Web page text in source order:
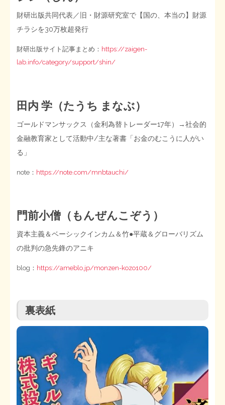
財研出版共同代表／旧・財源研究室で【国の、本当の】財源
チラシを30万枚超発行
財研出版サイト記事まとめ： https://zaigen-
lab.info/category/support/shin/
田内 学（たうち まなぶ）
ゴールドマンサックス（金利為替トレーダー17年）→社会的
金融教育家として活動中/主な著書「お金のむこうに人がい
る」
note： https://note.com/mnbtauchi/
門前小僧（もんぜんこぞう）
資本主義＆ベーシックインカム＆竹●平蔵＆グローバリズム
の批判の急先鋒のアニキ
blog： https://ameblo.jp/monzen-kozo100/
裏表紙